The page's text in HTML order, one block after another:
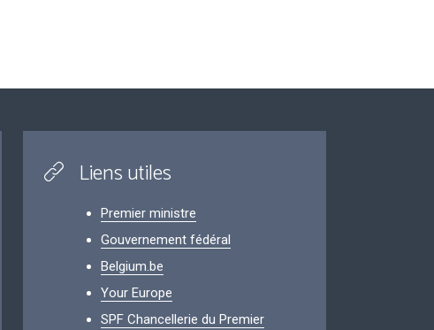
Liens utiles
Premier ministre
Gouvernement fédéral
Belgium.be
Your Europe
SPF Chancellerie du Premier